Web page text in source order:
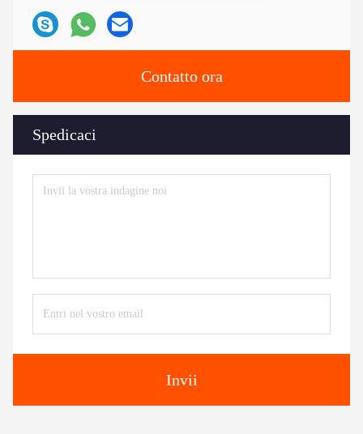
Contatto ora
Spedicaci
Invii